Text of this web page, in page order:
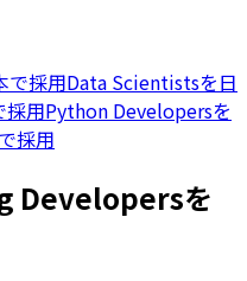
で採用Data Scientistsを日
採用Python Developersを
採用
Developersを